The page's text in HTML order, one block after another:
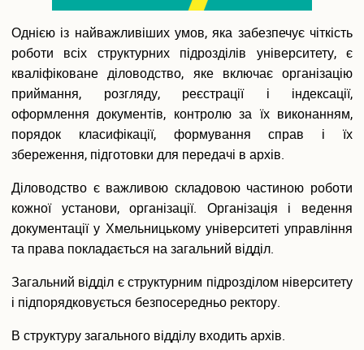
Акредитація
Внутрішня система забезпечення якості освіти
Етика, академічна доброчесність та антикорупційна
політика
Гендерна політика Університету
Газета ХУУП імені Леоніда Юзькова GAUDEAMUS
Меморіал пам'яті
Безпека освітнього середовища
Відеогалерея
Вступнику
Приймальна комісія
Правила прийому в ХУУП імені Леоніда Юзькова
Кількість бюджетних місць регіонального замовлення
Вартість навчання на контрактній основі
Однією із найважливіших умов, яка забезпечує чіткість
роботи всіх структурних підрозділів університету, є
кваліфіковане діловодство, яке включає організацію
приймання, розгляду, реєстрації і індексації,
оформлення документів, контролю за їх виконанням,
порядок класифікації, формування справ і їх
збереження, підготовки для передачі в архів.
Діловодство є важливою складовою частиною роботи
кожної установи, організації. Організація і ведення
документації у Хмельницькому університеті управління
та права покладається на загальний відділ.
Загальний відділ є структурним підрозділом ніверситету
і підпорядковується безпосередньо ректору.
В структуру загального відділу входить архів.